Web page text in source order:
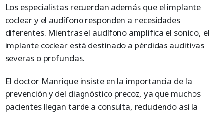
Los especialistas recuerdan además que el implante
coclear y el audífono responden a necesidades
diferentes. Mientras el audífono amplifica el sonido, el
implante coclear está destinado a pérdidas auditivas
severas o profundas.
El doctor Manrique insiste en la importancia de la
prevención y del diagnóstico precoz, ya que muchos
pacientes llegan tarde a consulta, reduciendo así la